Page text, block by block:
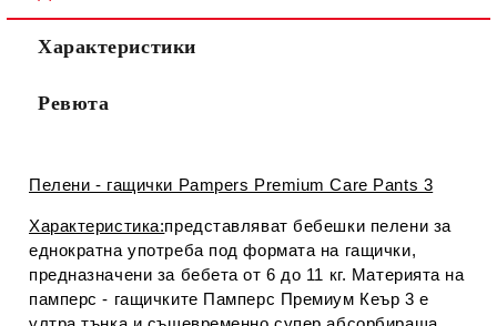
Съгласен съм сПолитиката за лични данни
Ние ще се свържем с вас в рамките на работния ден.
Характеристики
Ревюта
Пелени - гащички Pampers Premium Care Pants 3
Характеристика:представляват бебешки пелени за
еднократна употреба под формата на гащички,
предназначени за бебета от 6 до 11 кг. Материята на
памперс - гащичките Памперс Премиум Кеър 3 е